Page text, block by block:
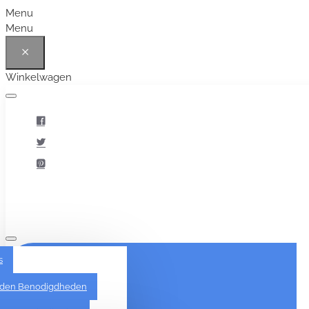
Menu
Menu
Winkelwagen
Benodigdheden